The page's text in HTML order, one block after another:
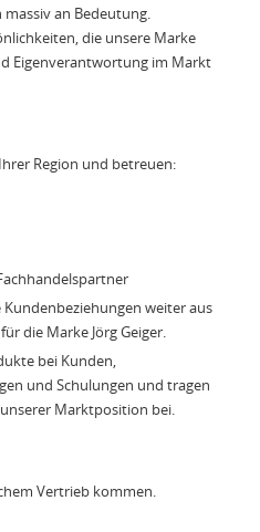
an Bedeutung.
die unsere Marke
Eigenverantwortung im Markt
Region und betreuen:
Kundenbeziehungen weiter aus
die Marke Jörg Geiger.
bei Kunden,
und Schulungen und tragen
Marktposition bei.
Vertrieb kommen.